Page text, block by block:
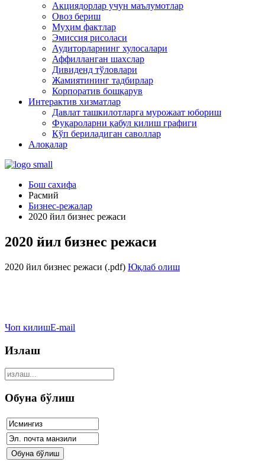
Акциядорлар учун маълумотлар
Овоз бериш
Муҳим фактлар
Эмиссия рисоласи
Аудиторларнинг хулосалари
Аффилланган шахслар
Дивиденд тўловлари
Жамиятининг тадбирлар
Корпоратив бошқарув
Интерактив хизматлар
Давлат ташкилотларга мурожаат юбориш
Фуқароларни қабул қилиш графиги
Кўп бериладиган саволлар
Алоқалар
Бош сахифа
Расмий
Бизнес-режалар
2020 йил бизнес режаси
2020 йил бизнес режаси
2020 йил бизнес режаси (.pdf) Юқлаб олиш
Чоп килишE-mail
Излаш
Обуна бўлиш